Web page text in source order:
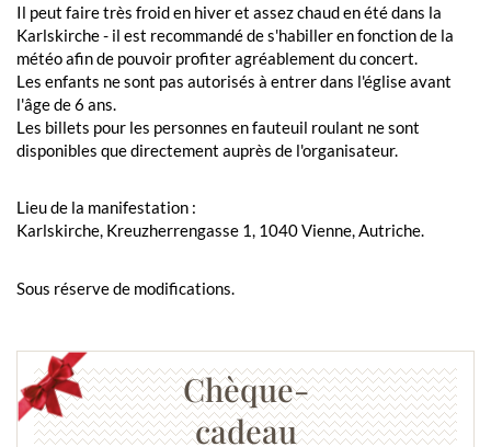
Il peut faire très froid en hiver et assez chaud en été dans la
Karlskirche - il est recommandé de s'habiller en fonction de la
météo afin de pouvoir profiter agréablement du concert.
Les enfants ne sont pas autorisés à entrer dans l'église avant
l'âge de 6 ans.
Les billets pour les personnes en fauteuil roulant ne sont
disponibles que directement auprès de l'organisateur.
Lieu de la manifestation :
Karlskirche, Kreuzherrengasse 1, 1040 Vienne, Autriche.
Sous réserve de modifications.
Chèque-
cadeau